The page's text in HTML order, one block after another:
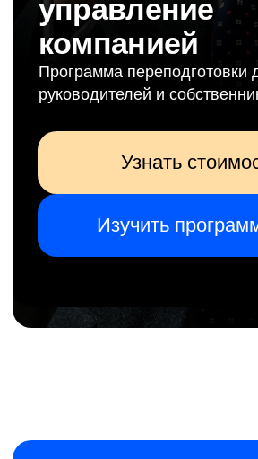
Изучить программу
о программе
Заполните форму, и мы пришлём всю